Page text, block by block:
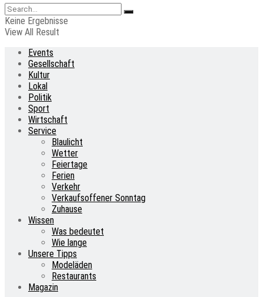
Keine Ergebnisse
View All Result
Events
Gesellschaft
Kultur
Lokal
Politik
Sport
Wirtschaft
Service
Blaulicht
Wetter
Feiertage
Ferien
Verkehr
Verkaufsoffener Sonntag
Zuhause
Wissen
Was bedeutet
Wie lange
Unsere Tipps
Modeläden
Restaurants
Magazin